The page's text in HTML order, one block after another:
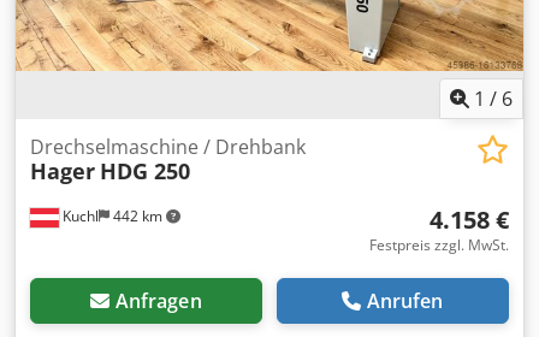
1 / 6
Kuchl 442 km
Drechselmaschine / Drehbank
Hager HDG 250
4.158 €
Festpreis zzgl. MwSt.
Anfragen Anrufen